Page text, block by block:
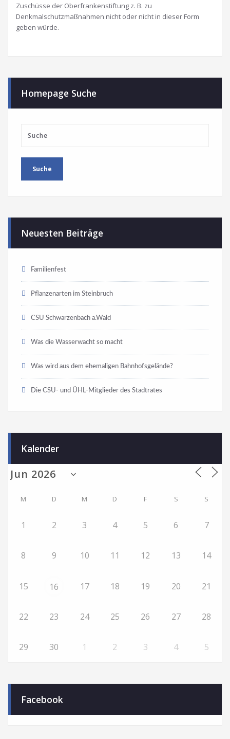
Zuschüsse der Oberfrankenstiftung z. B. zu
Denkmalschutzmaßnahmen nicht oder nicht in dieser Form
geben würde.
Homepage Suche
Neuesten Beiträge
Familienfest
Pflanzenarten im Steinbruch
CSU Schwarzenbach a.Wald
Was die Wasserwacht so macht
Was wird aus dem ehemaligen Bahnhofsgelände?
Die CSU- und ÜHL-Mitglieder des Stadtrates
Kalender
M D M D F S S
1 2 3 4 5 6 7
8 9 10 11 12 13 14
15 16 17 18 19 20 21
22 23 24 25 26 27 28
29 30 1 2 3 4 5
Facebook